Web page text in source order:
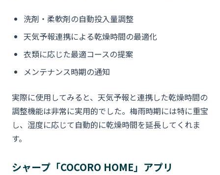
洗剤・柔軟剤の自動投入量調整
天気予報連携による乾燥時間の最適化
衣類に応じた最適コースの提案
メンテナンス時期の通知
実際に使用してみると、天気予報と連携した乾燥時間の
調整機能は非常に実用的でした。梅雨時期には特に重宝
し、湿度に応じて自動的に乾燥時間を延長してくれま
す。
シャープ「COCORO HOME」アプリ